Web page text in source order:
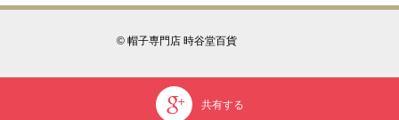
共有する
© 帽子専門店 時谷堂百貨